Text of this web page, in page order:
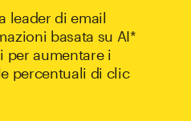
leader di email
basata su AI*
per aumentare i
percentuali di clic